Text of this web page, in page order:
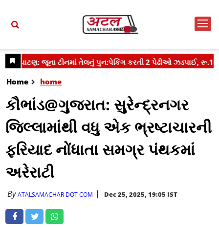
Home home
કૌભાંડ@ગુજરાત: સુરેન્દ્રનગર
જિલ્લામાંથી વધુ એક ભ્રષ્ટાચારની
ફરિયાદ નોંધાતા સમગ્ર પંથકમાં
અરેરાટી
ByATALSAMACHAR DOT COM Dec 25, 2025, 19:05 IST